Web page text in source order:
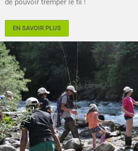
de pouvoir tremper le fil !
EN SAVOIR PLUS